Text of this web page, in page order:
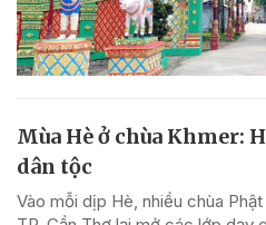
Mùa Hè ở chùa Khmer:
dân tộc
Vào mỗi dịp Hè, nhiều chùa